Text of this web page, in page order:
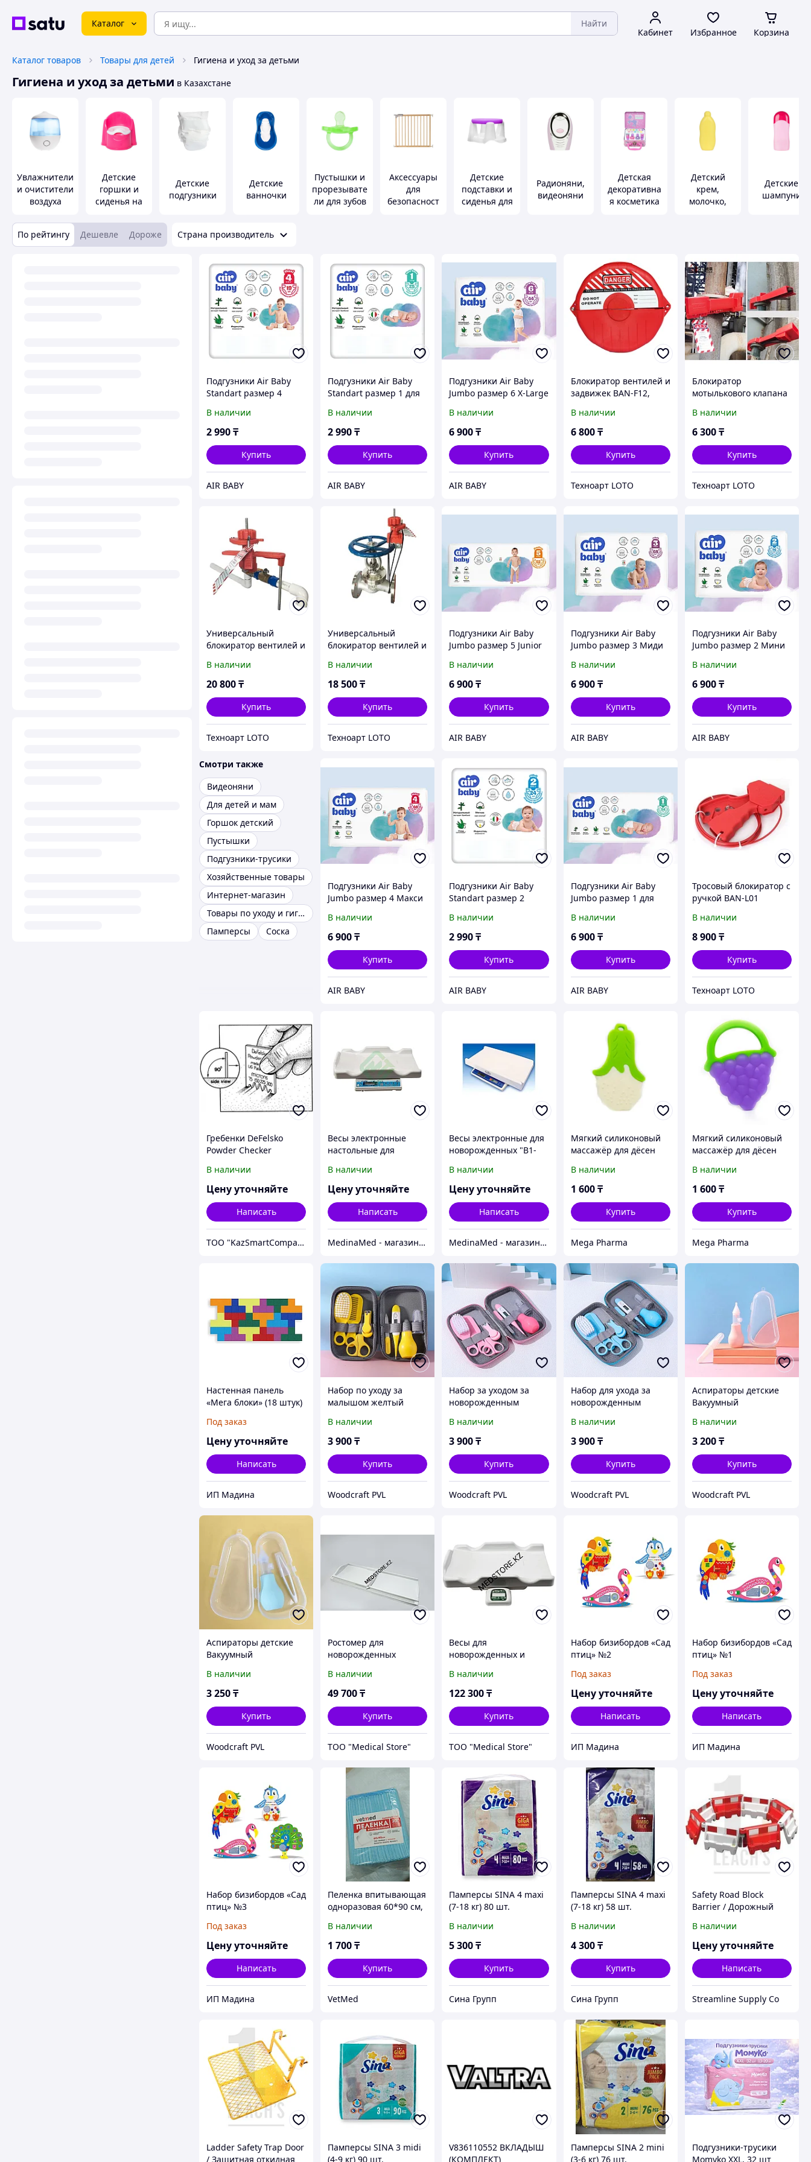
Каталог Найти
Кабинет Избранное Корзина
Каталог товаров Товары для детей Гигиена и уход за детьми
Гигиена и уход за детьми в Казахстане
Увлажнители
и очистители
воздуха
Детские
горшки и
сиденья на
Детские
подгузники
Детские
ванночки
Пустышки и
прорезывате
ли для зубов
Аксессуары
для
безопасност
Детские
подставки и
сиденья для
Радионяни,
видеоняни
Детская
декоративна
я косметика
Детский
крем,
молочко,
Детские
шампуни
По рейтингу Дешевле Дороже Страна производитель
Подгузники Air Baby
Standart размер 4
В наличии
2 990₸
Купить
AIR BABY
Подгузники Air Baby
Standart размер 1 для
25 штук
В наличии
2 990₸
Купить
AIR BABY
Подгузники Air Baby
Jumbo размер 6 X-Large
В наличии
6 900₸
Купить
AIR BABY
Блокиратор вентилей и
задвижек BAN-F12,
мм
В наличии
6 800 ₸
Купить
Техноарт LOTO
Блокиратор
мотылькового клапана
В наличии
6 300₸
Купить
Техноарт LOTO
Универсальный
блокиратор вентилей и
BAN-F31
В наличии
20 800₸
Купить
Техноарт LOTO
Универсальный
блокиратор вентилей и
BAN-F33
В наличии
18 500₸
Купить
Техноарт LOTO
Подгузники Air Baby
Jumbo размер 5 Junior
В наличии
6 900₸
Купить
AIR BABY
Подгузники Air Baby
Jumbo размер 3 Миди
В наличии
6 900 ₸
Купить
AIR BABY
Подгузники Air Baby
Jumbo размер 2 Мини
В наличии
6 900₸
Купить
AIR BABY
Смотри также
Видеоняни
Для детей и мам
Горшок детский
Пустышки
Подгузники-трусики
Хозяйственные товары
Интернет-магазин
Товары по уходу и гигиене
Памперсы
Соска
Подгузники Air Baby
Jumbo размер 4 Макси
В наличии
6 900₸
Купить
AIR BABY
Подгузники Air Baby
Standart размер 2
В наличии
2 990₸
Купить
AIR BABY
Подгузники Air Baby
Jumbo размер 1 для
54 штук
В наличии
6 900 ₸
Купить
AIR BABY
Тросовый блокиратор с
ручкой BAN-L01
В наличии
8 900₸
Купить
Техноарт LOTO
Гребенки DeFelsko
Powder Checker
В наличии
Цену уточняйте
Написать
ТОО "KazSmartCompany"
Весы электронные
настольные для
детей до полутора лет
ВЭНд-01"Малыш"-
-15С-1/2/5-А /20
В наличии
Цену уточняйте
Написать
MedinaMed - магазин медицинской техники и оборудования
Весы электронные для
новорожденных "В1-
В наличии
Цену уточняйте
Написать
MedinaMed - магазин медицинской техники и оборудования
Мягкий силиконовый
массажёр для дёсен
капуста
В наличии
1 600 ₸
Купить
Mega Pharma
Мягкий силиконовый
массажёр для дёсен
В наличии
1 600₸
Купить
Mega Pharma
Настенная панель
«Мега блоки» (18 штук)
Под заказ
Цену уточняйте
Написать
ИП Мадина
Набор по уходу за
малышом желтый
В наличии
3 900₸
Купить
Woodcraft PVL
Набор за уходом за
новорожденным
В наличии
3 900₸
Купить
Woodcraft PVL
Набор для ухода за
новорожденным
В наличии
3 900 ₸
Купить
Woodcraft PVL
Аспираторы детские
Вакуумный
В наличии
3 200₸
Купить
Woodcraft PVL
Аспираторы детские
Вакуумный
В наличии
3 250₸
Купить
Woodcraft PVL
Ростомер для
новорожденных
"Лиза"
В наличии
49 700₸
Купить
ТОО "Medical Store"
Весы для
новорожденных и
"Малыш"-15-С-5-А
В наличии
122 300₸
Купить
ТОО "Medical Store"
Набор бизибордов «Сад
птиц» №2
Под заказ
Цену уточняйте
Написать
ИП Мадина
Набор бизибордов «Сад
птиц» №1
Под заказ
Цену уточняйте
Написать
ИП Мадина
Набор бизибордов «Сад
птиц» №3
Под заказ
Цену уточняйте
Написать
ИП Мадина
Пеленка впитывающая
одноразовая 60*90 см,
В наличии
1 700₸
Купить
VetMed
Памперсы SINA 4 maxi
(7-18 кг) 80 шт.
В наличии
5 300₸
Купить
Сина Групп
Памперсы SINA 4 maxi
(7-18 кг) 58 шт.
В наличии
4 300 ₸
Купить
Сина Групп
Safety Road Block
Barrier / Дорожный
В наличии
Цену уточняйте
Написать
Streamline Supply Co
Ladder Safety Trap Door
/ Защитная откидная
Памперсы SINA 3 midi
(4-9 кг) 90 шт.
V836110552 ВКЛАДЫШ
(КОМПЛЕКТ)
Памперсы SINA 2 mini
(3-6 кг) 76 шт.
Подгузники-трусики
Momyko XXL, 32 шт